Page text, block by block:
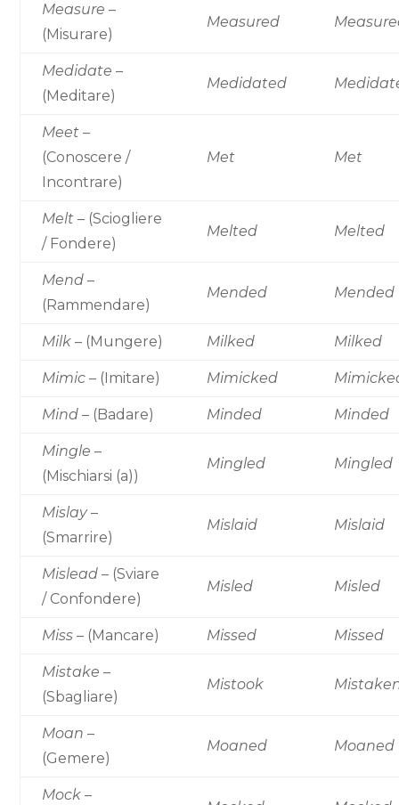
Measure –
(Misurare)
Measured
Medidate –
(Meditare)
Medidated
Meet –
(Conoscere /
Incontrare)
Met Met
Melt – (Sciogliere
/ Fondere)
Melted Melted
Mend –
(Rammendare)
Mended Mended
Milk – (Mungere) Milked Milked
Mimic – (Imitare) Mimicked
Mind – (Badare) Minded Minded
Mingle –
(Mischiarsi (a))
Mingled Mingled
Mislay–
(Smarrire)
Mislaid Mislaid
Mislead – (Sviare
/ Confondere)
Misled Misled
Miss – (Mancare) Missed Missed
Mistake –
(Sbagliare)
Mistook
Moan –
(Gemere)
Moaned Moaned
Mock –